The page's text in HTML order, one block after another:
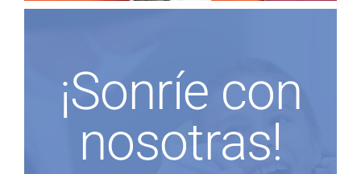
¡Sonríe con
nosotras!